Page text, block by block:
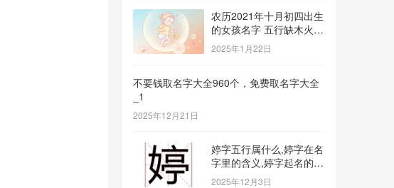
农历2021年十月初四出生
的女孩名字 五行缺木火八
字免费取名
2025年1月22日
不要钱取名字大全960个，免费取名字大全
_1
2025年12月21日
婷字五行属什么,婷字在名
字里的含义,婷字起名的寓
意_1
2025年12月3日